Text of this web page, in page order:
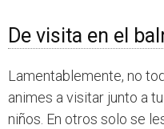
De visita en el
Lamentablemente, no
animes a visitar junto a
niños. En otros solo se